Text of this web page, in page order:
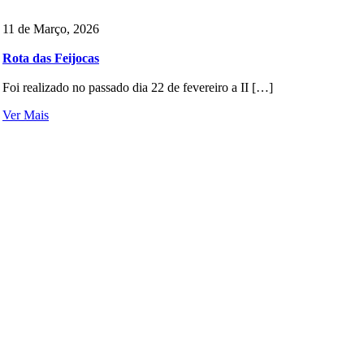
11 de Março, 2026
Rota das Feijocas
Foi realizado no passado dia 22 de fevereiro a II […]
Ver Mais